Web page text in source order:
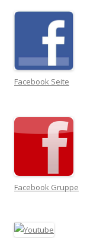
Facebook Seite
Facebook Gruppe